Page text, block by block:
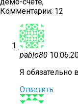
Комментарии: 12
pablo80
Я
Ответить